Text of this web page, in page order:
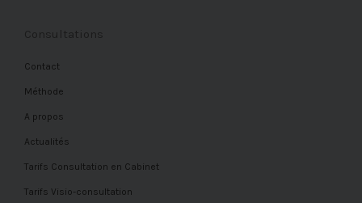
Consultations
Contact
Méthode
A propos
Actualités
Tarifs Consultation en Cabinet
Tarifs Visio-consultation